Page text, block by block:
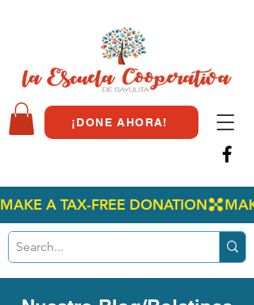
¡DONE AHORA!
MAKE A TAX-FREE DONATION